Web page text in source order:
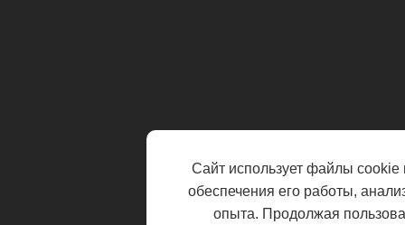
Сайт использует файлы cookie
обеспечения его работы,
опыта. Продолжая